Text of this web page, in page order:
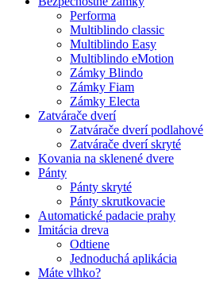
Performa
Multiblindo classic
Multiblindo Easy
Multiblindo eMotion
Zámky Blindo
Zámky Fiam
Zámky Electa
Zatvárače dverí
Zatvárače dverí podlahové
Zatvárače dverí skryté
Kovania na sklenené dvere
Pánty
Pánty skryté
Pánty skrutkovacie
Automatické padacie prahy
Imitácia dreva
Odtiene
Jednoduchá aplikácia
Máte vlhko?